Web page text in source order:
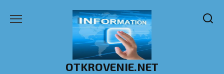
OTKROVENIE.NET